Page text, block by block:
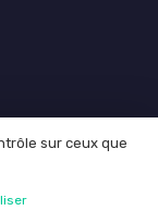
sur ceux que